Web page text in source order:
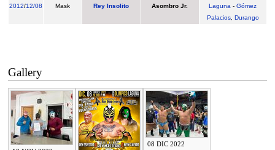
2012/12/08 Mask Rey Insolito Asombro Jr.
Laguna-Gómez
Palacios, Durango
Gallery
08 DIC 2022